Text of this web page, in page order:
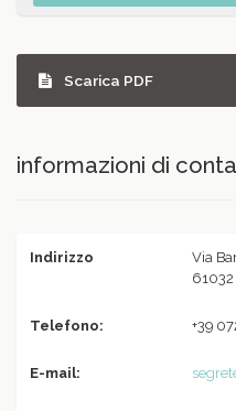
Scarica PDF
informazioni di
Indirizzo
Via
61032
Telefono: +39
E-mail: